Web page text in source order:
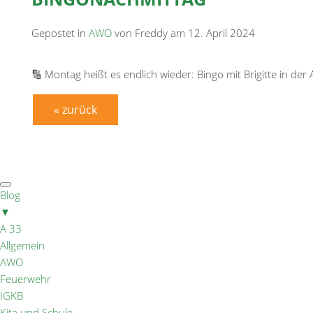
Gepostet in AWO von Freddy am 12. April 2024
🔢 Montag heißt es endlich wieder: Bingo mit Brigitte in der
« zurück
Blog
▼
A 33
Allgemein
AWO
Feuerwehr
IGKB